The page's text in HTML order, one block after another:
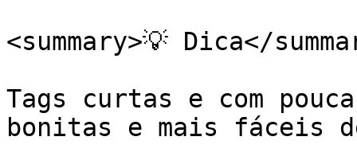
<summary>💡 Dica</
Tags curtas e com
bonitas e mais fáceis